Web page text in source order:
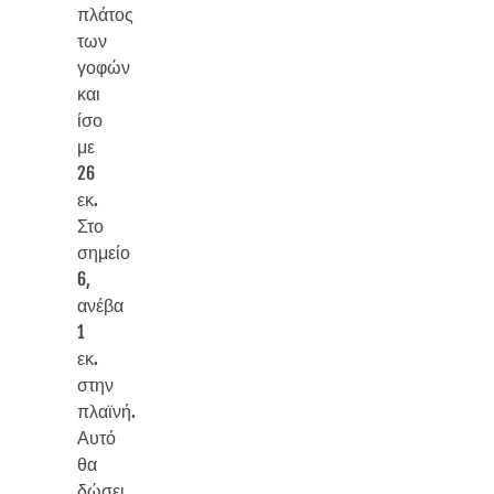
πλάτος
των
γοφών
και
ίσο
με
26
εκ.
Στο
σημείο
6,
ανέβα
1
εκ.
στην
πλαϊνή.
Αυτό
θα